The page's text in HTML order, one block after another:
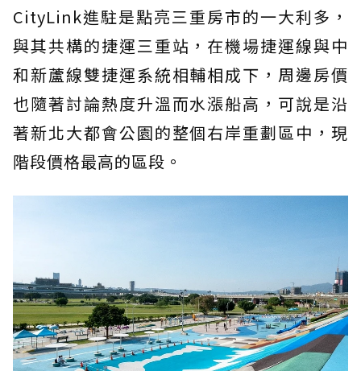
CityLink進駐是點亮三重房市的一大利多，
與其共構的捷運三重站，在機場捷運線與中
和新蘆線雙捷運系統相輔相成下，周邊房價
也隨著討論熱度升溫而水漲船高，可說是沿
著新北大都會公園的整個右岸重劃區中，現
階段價格最高的區段。